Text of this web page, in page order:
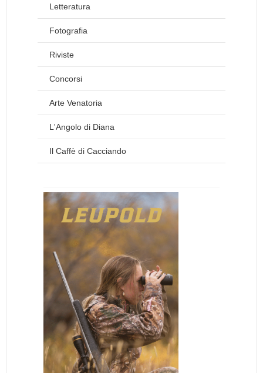
Letteratura
Fotografia
Riviste
Concorsi
Arte Venatoria
L'Angolo di Diana
Il Caffè di Cacciando